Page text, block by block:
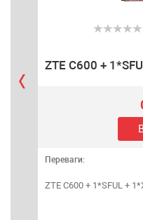
ZTE C600 +
Переваги:
ZTE C600 + 1*SFUL +